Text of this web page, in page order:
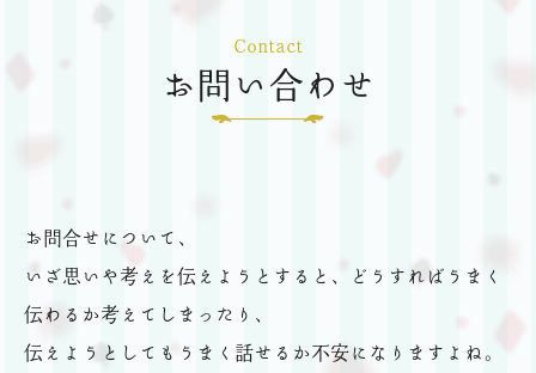
Contact
お問い合わせ
お問合せについて、
いざ思いや考えを伝えようとすると、どうすればうまく
伝わるか考えてしまったり、
伝えようとしてもうまく話せるか不安になりますよね。